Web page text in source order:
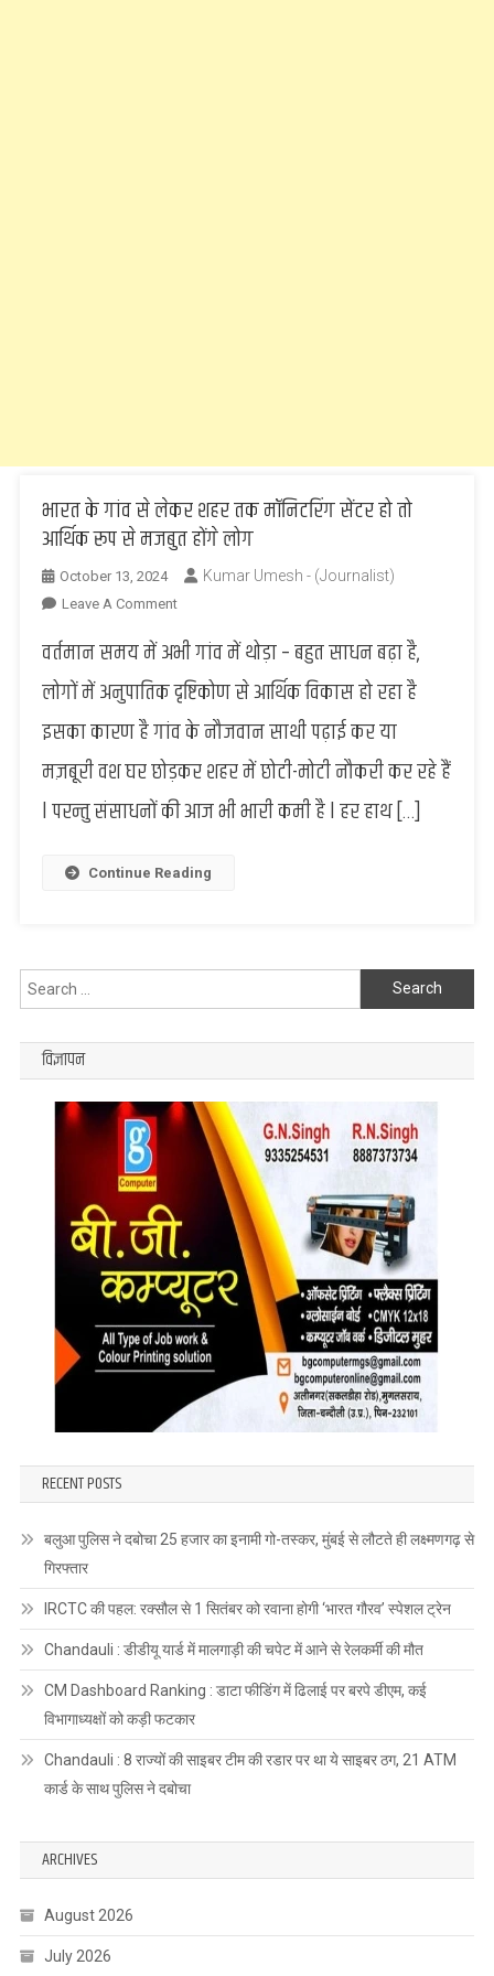
भारत के गांव से लेकर शहर तक मॉनिटरिंग सेंटर हो तो
आर्थिक रूप से मजबुत होंगे लोग
October 13, 2024 Kumar Umesh - (Journalist)
Leave A CommentOn
के
गांव
से
लेकर
तक
मॉनिटरिंग
तो
होंगे
वर्तमान समय में अभी गांव में थोड़ा – बहुत साधन बढ़ा है,
लोगों में अनुपातिक दृष्टिकोण से आर्थिक विकास हो रहा है
इसका कारण है गांव के नौजवान साथी पढ़ाई कर या
मज़बूरी वश घर छोड़कर शहर में छोटी-मोटी नौकरी कर रहे हैं
l परन्तु संसाधनों की आज भी भारी कमी है l हर हाथ […]
Continue Reading
Search
for:
विज्ञापन
RECENT POSTS
बलुआ पुलिस ने दबोचा 25 हजार का इनामी गो-तस्कर, मुंबई से लौटते ही लक्ष्मणगढ़ से
गिरफ्तार
IRCTC की पहल: रक्सौल से 1 सितंबर को रवाना होगी ‘भारत गौरव’ स्पेशल ट्रेन
Chandauli : डीडीयू यार्ड में मालगाड़ी की चपेट में आने से रेलकर्मी की मौत
CM Dashboard Ranking : डाटा फीडिंग में ढिलाई पर बरपे डीएम, कई
विभागाध्यक्षों को कड़ी फटकार
Chandauli : 8 राज्यों की साइबर टीम की रडार पर था ये साइबर ठग, 21 ATM
कार्ड के साथ पुलिस ने दबोचा
ARCHIVES
August 2026
July 2026